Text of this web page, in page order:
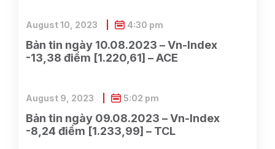
Bản tin ngày 10.08.2023 – Vn-Index
-13,38 điểm [1.220,61] – ACE
August 10, 2023 4:30 pm
Bản tin ngày 09.08.2023 – Vn-Index
-8,24 điểm [1.233,99] – TCL
August 9, 2023 5:02 pm